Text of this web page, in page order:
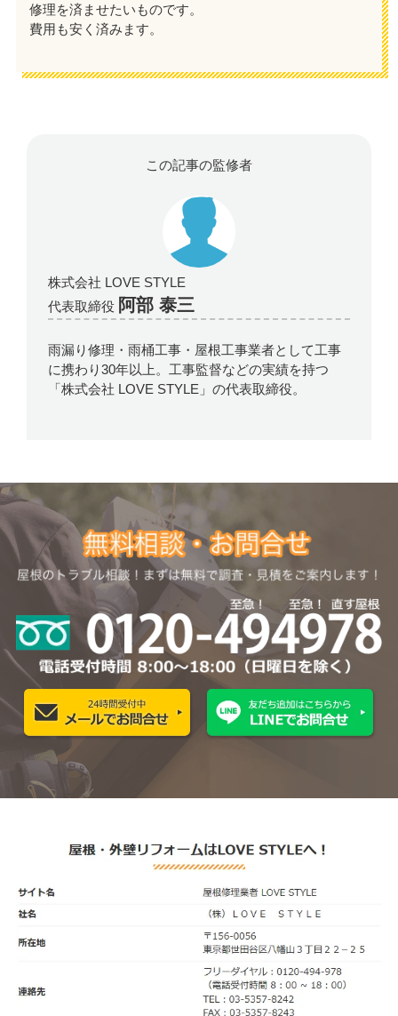
修理を済ませたいものです。
費用も安く済みます。
この記事の監修者
株式会社 LOVE STYLE
代表取締役 阿部 泰三
雨漏り修理・雨桶工事・屋根工事業者として工事
に携わり30年以上。工事監督などの実績を持つ
「株式会社 LOVE STYLE」の代表取締役。